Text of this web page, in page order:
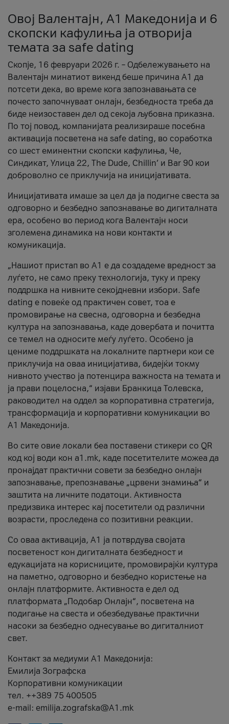
Овој Валентајн, A1 Македонија и 6
скопски кафулиња ја отворија
темата за safe dating
Скопје, 16 февруари 2026 г. – Одбележувањето на
Валентајн минатиот викенд беше причина А1 да
потсети дека, во време кога запознавањата се
почесто започнуваат онлајн, безбедноста треба да
биде неизоставен дел од секоја љубовна приказна.
По тој повод, компанијата реализираше посебна
активација посветена на safe dating, во соработка
со шест еминентни скопски кафулиња, Че,
Синдикат, Улица 22, The Dude, Chillin’ и Bar 90 кои
доброволно се приклучија на иницијативата.
Иницијативата имаше за цел да ја подигне свеста за
одговорно и безбедно запознавање во дигиталната
ера, особено во период кога Валентајн носи
зголемена динамика на нови контакти и
комуникација.
„Нашиот пристап во А1 е да создадеме вредност за
луѓето, не само преку технологија, туку и преку
поддршка на нивните секојдневни избори. Safe
dating е повеќе од практичен совет, тоа е
промовирање на свесна, одговорна и безбедна
култура на запознавања, каде довербата и почитта
се темел на односите меѓу луѓето. Особено ја
цениме поддршката на локалните партнери кои се
приклучија на оваа иницијатива, бидејќи токму
нивното учество ја потенцира важноста на темата и
ја прави поцелосна,“ изјави Бранкица Толевска,
раководител на оддел за корпоративна стратегија,
трансформација и корпоративни комуникации во
А1 Македонија.
Во сите овие локали беа поставени стикери со QR
код кој води кон a1.mk, каде посетителите можеа да
пронајдат практични совети за безбедно онлајн
запознавање, препознавање „црвени знамиња“ и
заштита на личните податоци. Активноста
предизвика интерес кај посетители од различни
возрасти, проследена со позитивни реакции.
Со оваа активација, А1 ја потврдува својата
посветеност кон дигиталната безбедност и
едукацијата на корисниците, промовирајќи култура
на паметно, одговорно и безбедно користење на
онлајн платформите. Активноста е дел од
платформата „Подобар Онлајн“, посветена на
подигање на свеста и обезбедување практични
насоки за безбедно однесување во дигиталниот
свет.
Контакт за медиуми А1 Македонија:
Емилија Зографска
Корпоративни комуникации
тел. ++389 75 400505
e-mail: emilija.zografska@A1.mk